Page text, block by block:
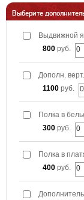
Выберите
Выдвижной
800 руб.
Дополн.
1100 руб.
Полка в
300 руб.
Полка в
400 руб.